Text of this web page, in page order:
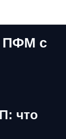
ПФМ с
что